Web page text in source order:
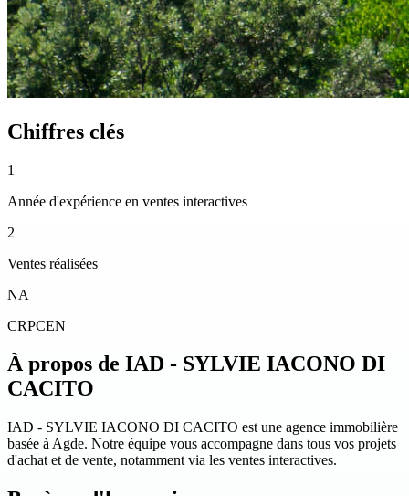
Chiffres clés
1
Année d'expérience en ventes interactives
2
Ventes réalisées
NA
CRPCEN
À propos de IAD - SYLVIE IACONO DI
CACITO
IAD - SYLVIE IACONO DI CACITO est une agence immobilière
basée à Agde. Notre équipe vous accompagne dans tous vos projets
d'achat et de vente, notamment via les ventes interactives.